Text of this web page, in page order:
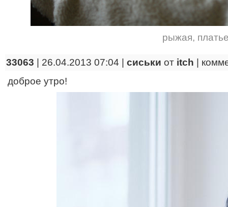
рыжая,
33063 | 26.04.2013 07:04 | сиськи от itch
доброе утро!